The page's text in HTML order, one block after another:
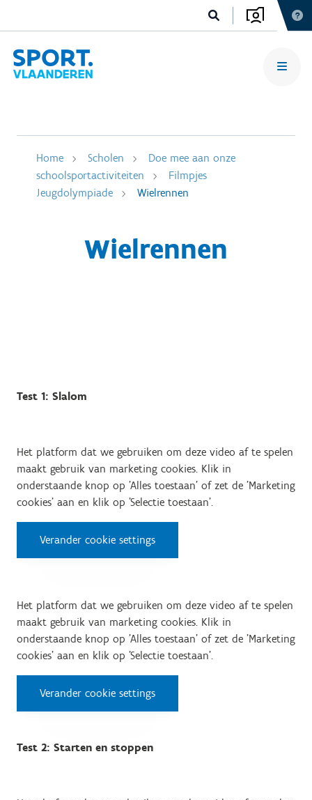
Home Scholen
Doe mee aan onze
schoolsportactiviteiten
Filmpjes
Jeugdolympiade
Wielrennen
Wielrennen
Test 1: Slalom
Het platform dat we gebruiken om deze video af te spelen
maakt gebruik van marketing cookies. Klik in
onderstaande knop op 'Alles toestaan' of zet de 'Marketing
cookies' aan en klik op 'Selectie toestaan'.
Verander cookie settings
Het platform dat we gebruiken om deze video af te spelen
maakt gebruik van marketing cookies. Klik in
onderstaande knop op 'Alles toestaan' of zet de 'Marketing
cookies' aan en klik op 'Selectie toestaan'.
Verander cookie settings
Test 2: Starten en stoppen